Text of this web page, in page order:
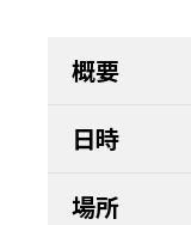
概要
日時
場所